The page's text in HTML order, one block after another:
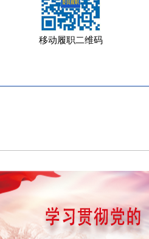
移动履职二维码